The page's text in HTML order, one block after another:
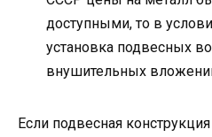
доступными, то в
установка подвесных
внушительных
Если подвесная